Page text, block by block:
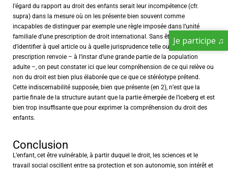
l’égard du rapport au droit des enfants serait leur incompétence (cfr.
supra) dans la mesure où on les présente bien souvent comme
incapables de distinguer par exemple une règle imposée dans l’unité
familiale d’une prescription de droit international. Sans être en mesure
d’identifier à quel article ou à quelle jurisprudence telle ou telle
prescription renvoie – à l’instar d’une grande partie de la population
adulte –, on peut constater ici que leur compréhension de ce qui relève ou
non du droit est bien plus élaborée que ce que ce stéréotype prétend.
Cette indiscernabilité supposée, bien que présente (en 2), n’est que la
partie finale de la structure autant que la partie émergée de l’iceberg et est
bien trop insuffisante que pour exprimer la compréhension du droit des
enfants.
Conclusion
L’enfant, cet être vulnérable, à partir duquel le droit, les sciences et le
travail social oscillent entre sa protection et son autonomie, son intérêt et
Je participe ♫